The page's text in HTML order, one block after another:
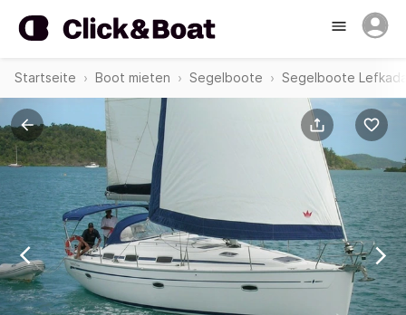
Startseite Boot mieten Segelboote Segelboote